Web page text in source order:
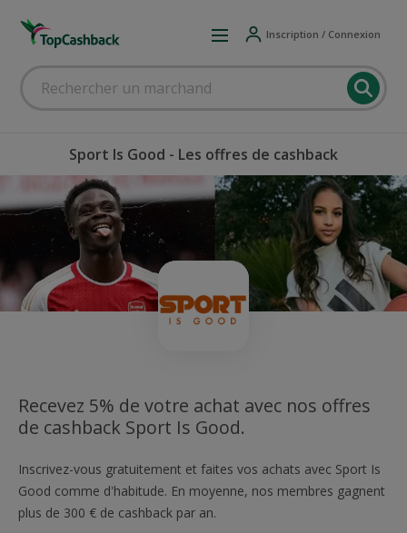
Inscription / Connexion
Sport Is Good - Les offres de cashback
Recevez 5% de votre achat avec nos offres
de cashback Sport Is Good.
Inscrivez-vous gratuitement et faites vos achats avec Sport Is
Good comme d'habitude. En moyenne, nos membres gagnent
plus de 300 € de cashback par an.